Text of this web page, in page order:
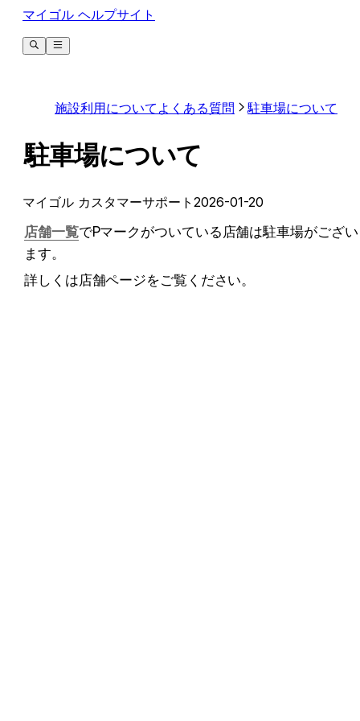
マイゴル ヘルプサイト
施設利用についてよくある質問 駐車場について
駐車場について
マイゴル カスタマーサポート 2026-01-20
店舗一覧でPマークがついている店舗は駐車場がござい
ます。
詳しくは店舗ページをご覧ください。